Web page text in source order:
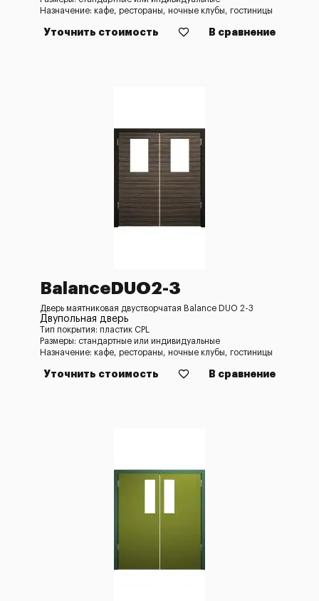
Назначение: кафе, рестораны, ночные клубы, гостиницы
Уточнить стоимость В сравнение
BalanceDUO2-3
Дверь маятниковая двустворчатая Balance DUO 2-3
Двупольная дверь
Тип покрытия: пластик CPL
Размеры: стандартные или индивидуальные
Назначение: кафе, рестораны, ночные клубы, гостиницы
Уточнить стоимость В сравнение